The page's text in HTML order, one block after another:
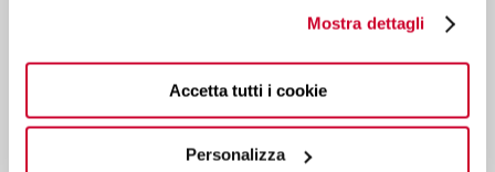
Mostra dettagli
Accetta tutti i cookie
Personalizza
Via industriale 69
25065 Lumezzane S.S. (BS) - Italy
T.+39 030 89280